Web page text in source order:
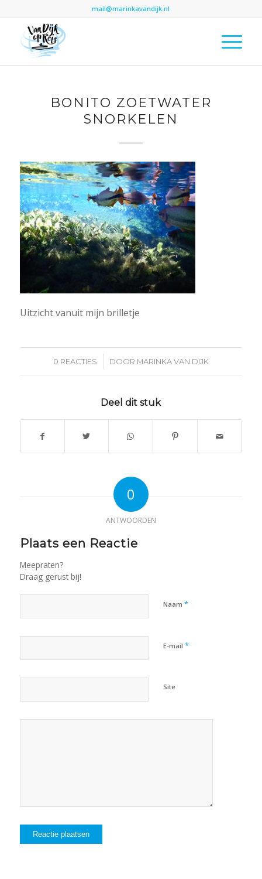
mail@marinkavandijk.nl
BONITO ZOETWATER
SNORKELEN
Uitzicht vanuit mijn brilletje
0 REACTIES
/ DOOR MARINKA VAN DIJK
Deel dit stuk
0
ANTWOORDEN
Plaats een Reactie
Meepraten?
Draag gerust bij!
Naam *
E-mail *
Site